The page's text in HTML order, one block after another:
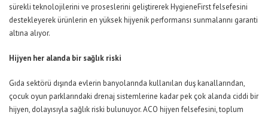
sürekli teknolojilerini ve proseslerini geliştirerek HygieneFirst felsefesini
destekleyerek ürünlerin en yüksek hijyenik performansı sunmalarını garanti
altına alıyor.
Hijyen her alanda bir sağlık riski
Gıda sektörü dışında evlerin banyolarında kullanılan duş kanallarından,
çocuk oyun parklarındaki drenaj sistemlerine kadar pek çok alanda ciddi bir
hijyen, dolayısıyla sağlık riski bulunuyor. ACO hijyen felsefesini, toplum